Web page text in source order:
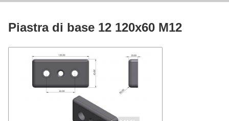
Piastra di base 12 120x60 M12